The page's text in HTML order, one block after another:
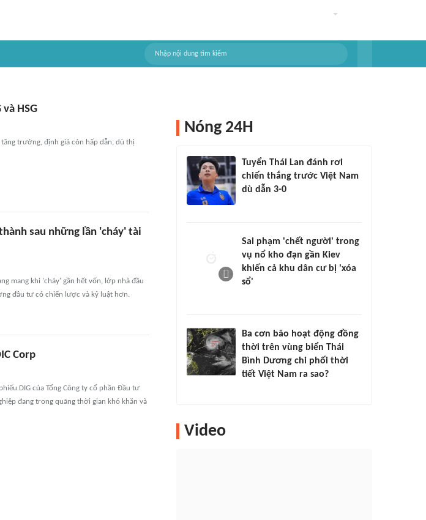
HSG
tăng trưởng, định giá còn hấp dẫn, dù thị
sau những lần 'cháy' tài
mang khi 'cháy' gần hết vốn, lớp nhà đầu
đầu tư có chiến lược và kỷ luật hơn.
Corp
DIG của Tổng Công ty cổ phần Đầu tư
đang trong quãng thời gian khó khăn và
Nóng 24H
Tuyển Thái Lan đánh rơi
chiến thắng trước Việt Nam
dù dẫn 3-0
Sai phạm 'chết người' trong
vụ nổ kho đạn gần Kiev
khiến cả khu dân cư bị 'xóa
sổ'
Ba cơn bão hoạt động đồng
thời trên vùng biển Thái
Bình Dương chi phối thời
tiết Việt Nam ra sao?
Video